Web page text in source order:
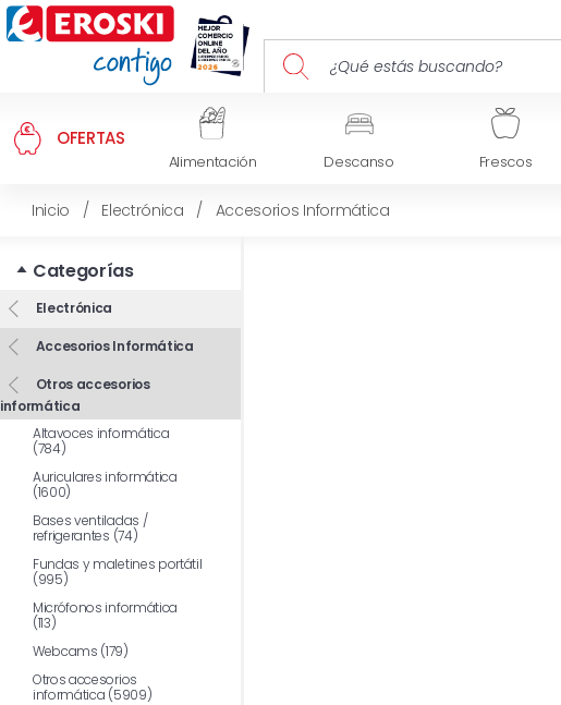
OFERTAS
Alimentación Descanso Frescos
Inicio / Electrónica / Accesorios Informática
Categorías
Electrónica
Accesorios Informática
Otros accesorios
informática
Altavoces informática
(784)
Auriculares informática
(1600)
Bases ventiladas /
refrigerantes (74)
Fundas y maletines portátil
(995)
Micrófonos informática
(113)
Webcams (179)
Otros accesorios
informática (5909)